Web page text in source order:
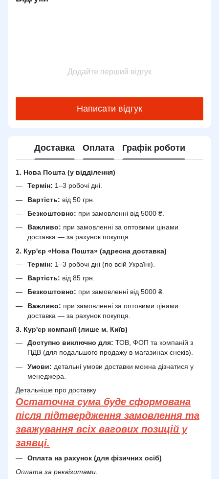
Додайте перший відгук
Написати відгук
Доставка Оплата Графік роботи
1. Нова Пошта (у відділення)
Термін: 1–3 робочі дні.
Вартість: від 50 грн.
Безкоштовно: при замовленні від 5000 ₴.
Важливо: при замовленні за оптовими цінами
доставка — за рахунок покупця.
2. Кур'єр «Нова Пошта» (адресна доставка)
Термін: 1–3 робочі дні (по всій Україні).
Вартість: від 85 грн.
Безкоштовно: при замовленні від 5000 ₴.
Важливо: при замовленні за оптовими цінами
доставка — за рахунок покупця.
3. Кур'єр компанії (лише м. Київ)
Доступно виключно для: ТОВ, ФОП та компаній з
ПДВ (для подальшого продажу в магазинах снеків).
Умови: детальні умови доставки можна дізнатися у
менеджера.
Детальніше про доставку
Остаточна сума буде сформована
після підтвердження замовлення та
зважування всіх вагових позицій у
заявці.
Оплата на рахунок (для фізичних осіб)
Оплата за реквізитами: